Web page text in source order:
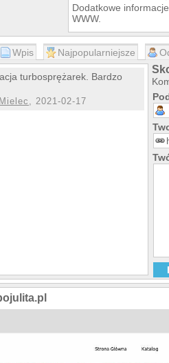
Dodatkowe
WWW.
Wpis Najpopularniejsze
turbosprężarek. Bardzo
, 2021-02-17